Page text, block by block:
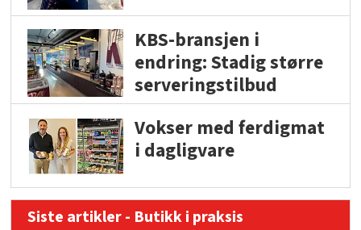
KBS-bransjen i
endring: Stadig større
serveringstilbud
Vokser med ferdigmat
i dagligvare
Siste artikler - Butikk i praksis